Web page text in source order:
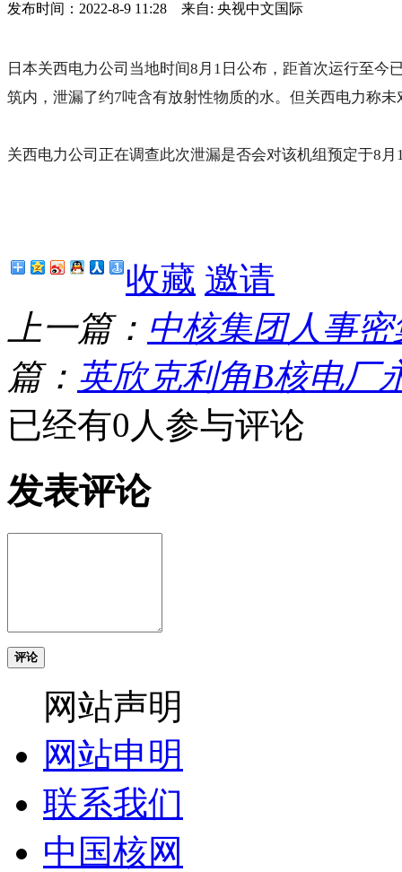
发布时间：2022-8-9 11:28 来自: 央视中文国际
日本关西电力公司当地时间8月1日公布，距首次运行至
筑内，泄漏了约7吨含有放射性物质的水。但关西电力称
关西电力公司正在调查此次泄漏是否会对该机组预定于8
收藏 邀请
上一篇： 中核集团人事
篇： 英欣克利角B核电厂
已经有0人参与评论
发表评论
评论
网站声明
网站申明
联系我们
中国核网